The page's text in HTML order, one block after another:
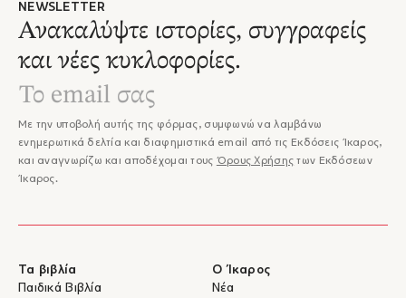
NEWSLETTER
Ανακαλύψτε ιστορίες, συγγραφείς
και νέες κυκλοφορίες.
Με την υποβολή αυτής της φόρμας, συμφωνώ να λαμβάνω
ενημερωτικά δελτία και διαφημιστικά email από τις Εκδόσεις Ίκαρος,
και αναγνωρίζω και αποδέχομαι τους Όρους Χρήσης των Εκδόσεων
Ίκαρος.
Τα βιβλία
Παιδικά Βιβλία
Ο Ίκαρος
Νέα